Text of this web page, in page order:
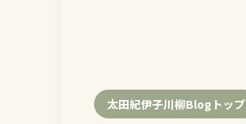
太田紀伊子川柳Blogトップ